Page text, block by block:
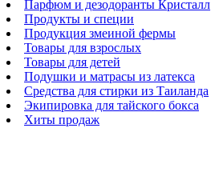
Парфюм и дезодоранты Кристалл
Продукты и специи
Продукция змеиной фермы
Товары для взрослых
Товары для детей
Подушки и матрасы из латекса
Средства для стирки из Таиланда
Экипировка для тайского бокса
Хиты продаж